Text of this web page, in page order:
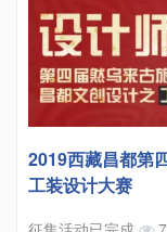
2019西藏昌都第
工装设计大赛